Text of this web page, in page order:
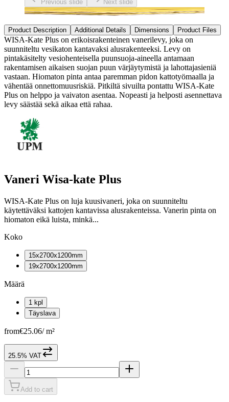
Previous slide Next slide
Product Description Additional Details Dimensions Product Files
WISA-Kate Plus on erikoisrakenteinen vanerilevy, joka on
suunniteltu vesikaton kantavaksi alusrakenteeksi. Levy on
pintakäsitelty vesiohenteisella puunsuoja-aineella antamaan
rakentamisen aikaisen suojan puun värjäytymistä ja lahottajasieniä
vastaan. Hiomaton pinta antaa paremman pidon kattotyömaalla ja
vähentää onnettomuusriskiä. Pitkiltä sivuilta pontattu WISA-Kate
Plus on helppo ja vaivaton asentaa. Nopeasti ja helposti asennettava
levy säästää sekä aikaa että rahaa.
Vaneri Wisa-kate Plus
WISA-Kate Plus on luja kuusivaneri, joka on suunniteltu
käytettäväksi kattojen kantavissa alusrakenteissa. Vanerin pinta on
hiomaton eikä luista, minkä...
Koko
15x2700x1200mm
19x2700x1200mm
Määrä
1 kpl
Täyslava
from€25.06/ m²
25.5% VAT
Add to cart